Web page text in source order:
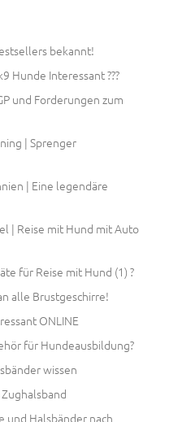
bekannt!
Hunde Interessant ???
und Forderungen zum
| Sprenger
| Eine legendäre
| Reise mit Hund mit Auto
für Reise mit Hund (1) ?
alle Brustgeschirre!
ONLINE
für Hundeausbildung?
wissen
und Halsbänder nach